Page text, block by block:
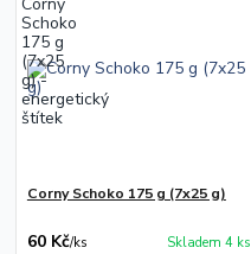
Corny Schoko 175 g (7x25 g)
60 Kč/ks Skladem 4 ks